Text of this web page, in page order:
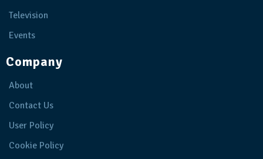
Television
Events
Company
About
Contact Us
User Policy
Cookie Policy